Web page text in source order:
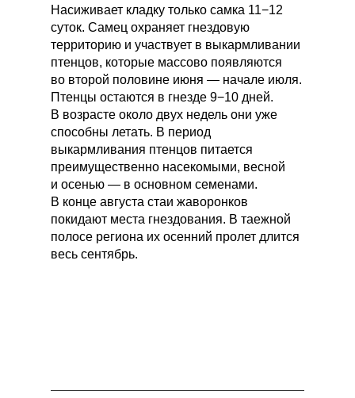
Насиживает кладку только самка 11−12
суток. Самец охраняет гнездовую
территорию и участвует в выкармливании
птенцов, которые массово появляются
во второй половине июня — начале июля.
Птенцы остаются в гнезде 9−10 дней.
В возрасте около двух недель они уже
способны летать. В период
выкармливания птенцов питается
преимущественно насекомыми, весной
и осенью — в основном семенами.
В конце августа стаи жаворонков
покидают места гнездования. В таежной
полосе региона их осенний пролет длится
весь сентябрь.